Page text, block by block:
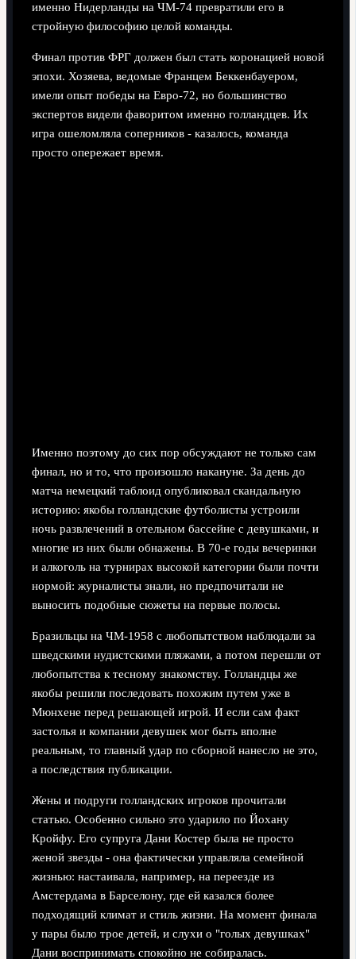
именно Нидерланды на ЧМ‑74 превратили его в
стройную философию целой команды.
Финал против ФРГ должен был стать коронацией новой
эпохи. Хозяева, ведомые Францем Беккенбауером,
имели опыт победы на Евро‑72, но большинство
экспертов видели фаворитом именно голландцев. Их
игра ошеломляла соперников - казалось, команда
просто опережает время.
Именно поэтому до сих пор обсуждают не только сам
финал, но и то, что произошло накануне. За день до
матча немецкий таблоид опубликовал скандальную
историю: якобы голландские футболисты устроили
ночь развлечений в отельном бассейне с девушками, и
многие из них были обнажены. В 70‑е годы вечеринки
и алкоголь на турнирах высокой категории были почти
нормой: журналисты знали, но предпочитали не
выносить подобные сюжеты на первые полосы.
Бразильцы на ЧМ‑1958 с любопытством наблюдали за
шведскими нудистскими пляжами, а потом перешли от
любопытства к тесному знакомству. Голландцы же
якобы решили последовать похожим путем уже в
Мюнхене перед решающей игрой. И если сам факт
застолья и компании девушек мог быть вполне
реальным, то главный удар по сборной нанесло не это,
а последствия публикации.
Жены и подруги голландских игроков прочитали
статью. Особенно сильно это ударило по Йохану
Кройфу. Его супруга Дани Костер была не просто
женой звезды - она фактически управляла семейной
жизнью: настаивала, например, на переезде из
Амстердама в Барселону, где ей казался более
подходящий климат и стиль жизни. На момент финала
у пары было трое детей, и слухи о "голых девушках"
Дани воспринимать спокойно не собиралась.